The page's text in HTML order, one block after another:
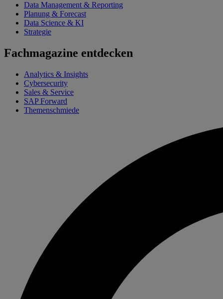
Data Management & Reporting
Planung & Forecast
Data Science & KI
Strategie
Fachmagazine entdecken
Analytics & Insights
Cybersecurity
Sales & Service
SAP Forward
Themenschmiede